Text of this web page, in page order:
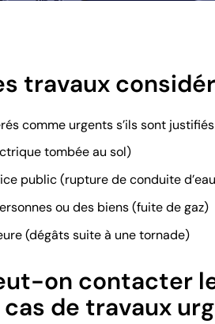
travaux
comme urgents s’ils sont
tombée au sol)
public (rupture de conduite
ou des biens (fuite de gaz)
(dégâts suite à une tornade)
on contacter
de travaux